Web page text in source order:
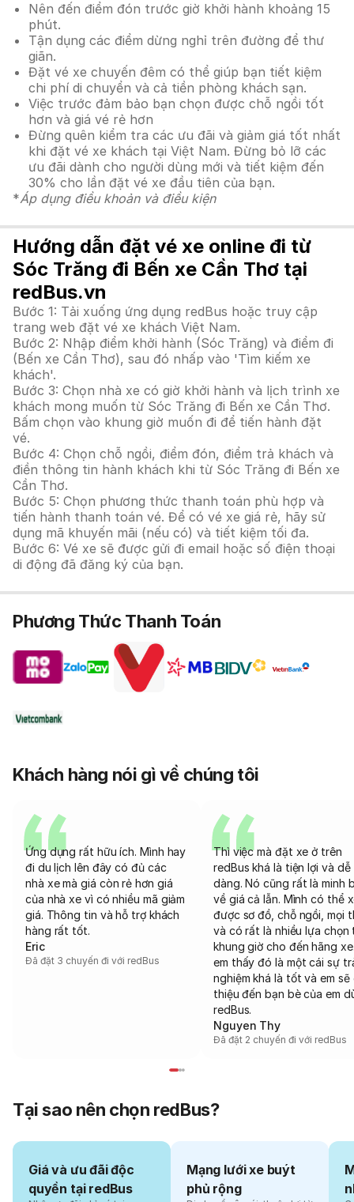
Nên đến điểm đón trước giờ khởi hành khoảng 15
phút.
Tận dụng các điểm dừng nghỉ trên đường để thư
giãn.
Đặt vé xe chuyến đêm có thể giúp bạn tiết kiệm
chi phí di chuyển và cả tiền phòng khách sạn.
Việc trước đảm bảo bạn chọn được chỗ ngồi tốt
hơn và giá vé rẻ hơn
Đừng quên kiểm tra các ưu đãi và giảm giá tốt nhất
khi đặt vé xe khách tại Việt Nam. Đừng bỏ lỡ các
ưu đãi dành cho người dùng mới và tiết kiệm đến
30% cho lần đặt vé xe đầu tiên của bạn.
*Áp dụng điều khoản và điều kiện
Hướng dẫn đặt vé xe online đi từ
Sóc Trăng đi Bến xe Cần Thơ tại
redBus.vn
Bước 1: Tải xuống ứng dụng redBus hoặc truy cập
trang web đặt vé xe khách Việt Nam.
Bước 2: Nhập điểm khởi hành (Sóc Trăng) và điểm đi
(Bến xe Cần Thơ), sau đó nhấp vào 'Tìm kiếm xe
khách'.
Bước 3: Chọn nhà xe có giờ khởi hành và lịch trình xe
khách mong muốn từ Sóc Trăng đi Bến xe Cần Thơ.
Bấm chọn vào khung giờ muốn đi để tiến hành đặt
vé.
Bước 4: Chọn chỗ ngồi, điểm đón, điểm trả khách và
điền thông tin hành khách khi từ Sóc Trăng đi Bến xe
Cần Thơ.
Bước 5: Chọn phương thức thanh toán phù hợp và
tiến hành thanh toán vé. Để có vé xe giá rẻ, hãy sử
dụng mã khuyến mãi (nếu có) và tiết kiệm tối đa.
Bước 6: Vé xe sẽ được gửi đi email hoặc số điện thoại
di động đã đăng ký của bạn.
Phương Thức Thanh Toán
Khách hàng nói gì về chúng tôi
Ứng dụng rất hữu ích. Mình hay
đi du lịch lên đây có đủ các
nhà xe mà giá còn rẻ hơn giá
của nhà xe vì có nhiều mã giảm
giá. Thông tin và hỗ trợ khách
hàng rất tốt.
Eric
Đã đặt 3 chuyến đi với redBus
Thì việc mà đặt xe ở trên
redBus khá là tiện lợi và dễ
dàng. Nó cũng rất là minh
về giá cả lẫn. Mình có thể
được sơ đồ, chỗ ngồi, mọi
và có rất là nhiều lựa chọn
khung giờ cho đến hãng
em thấy đó là một cái sự
nghiệm khá là tốt và em sẽ
thiệu đến bạn bè của em
redBus.
Nguyen Thy
Đã đặt 2 chuyến đi với redBus
Tại sao nên chọn redBus?
Giá và ưu đãi độc
quyền tại redBus
Mạng lưới xe buýt
phủ rộng